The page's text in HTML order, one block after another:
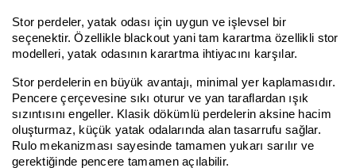
Stor perdeler, yatak odası için uygun ve işlevsel bir
seçenektir. Özellikle blackout yani tam karartma özellikli stor
modelleri, yatak odasının karartma ihtiyacını karşılar.
Stor perdelerin en büyük avantajı, minimal yer kaplamasıdır.
Pencere çerçevesine sıkı oturur ve yan taraflardan ışık
sızıntısını engeller. Klasik dökümlü perdelerin aksine hacim
oluşturmaz, küçük yatak odalarında alan tasarrufu sağlar.
Rulo mekanizması sayesinde tamamen yukarı sarılır ve
gerektiğinde pencere tamamen açılabilir.